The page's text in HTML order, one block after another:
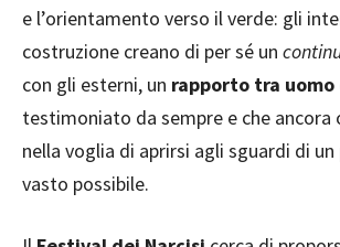
e l’orientamento verso il verde: gli
costruzione creano di per sé un
con gli esterni, un rapporto tra uomo
testimoniato da sempre e che ancora
nella voglia di aprirsi agli sguardi di un
vasto possibile.